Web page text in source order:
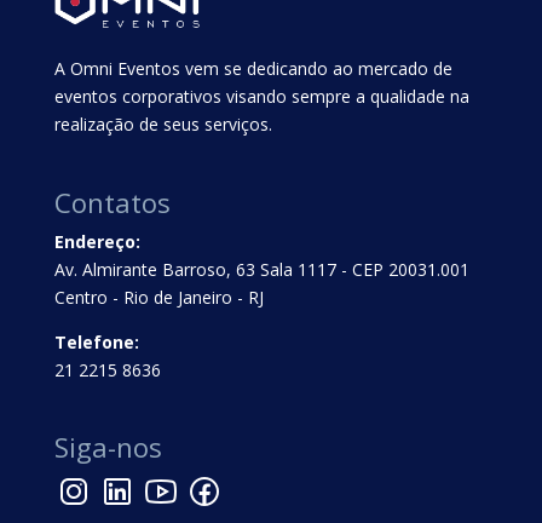
A Omni Eventos vem se dedicando ao mercado de
eventos corporativos visando sempre a qualidade na
realização de seus serviços.
Contatos
Endereço:
Av. Almirante Barroso, 63 Sala 1117 - CEP 20031.001
Centro - Rio de Janeiro - RJ
Telefone:
21 2215 8636
Siga-nos